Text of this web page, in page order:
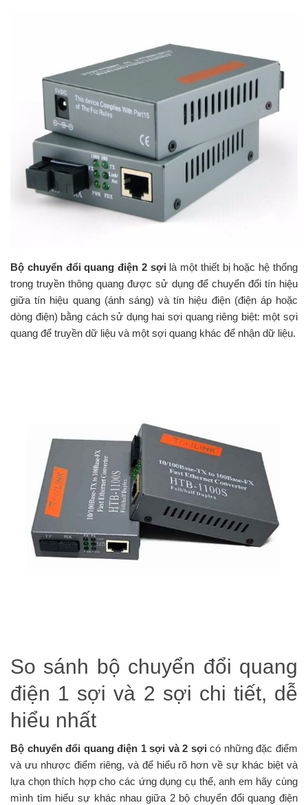
Bộ chuyển đổi quang điện 2 sợi là một thiết bị hoặc hệ thống
trong truyền thông quang được sử dụng để chuyển đổi tín hiệu
giữa tín hiệu quang (ánh sáng) và tín hiệu điện (điện áp hoặc
dòng điện) bằng cách sử dụng hai sợi quang riêng biệt: một sợi
quang để truyền dữ liệu và một sợi quang khác để nhận dữ liệu.
So sánh bộ chuyển đổi quang
điện 1 sợi và 2 sợi chi tiết, dễ
hiểu nhất
Bộ chuyển đổi quang điện 1 sợi và 2 sợi có những đặc điểm
và ưu nhược điểm riêng, và để hiểu rõ hơn về sự khác biệt và
lựa chọn thích hợp cho các ứng dụng cụ thể, anh em hãy cùng
mình tìm hiểu sự khác nhau giữa 2 bộ chuyển đổi quang điện